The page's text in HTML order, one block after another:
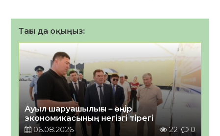
Тағы да оқыңыз:
Ауыл шаруашылығы – өңір
экономикасының негізгі тірегі
06.08.2026
22 0